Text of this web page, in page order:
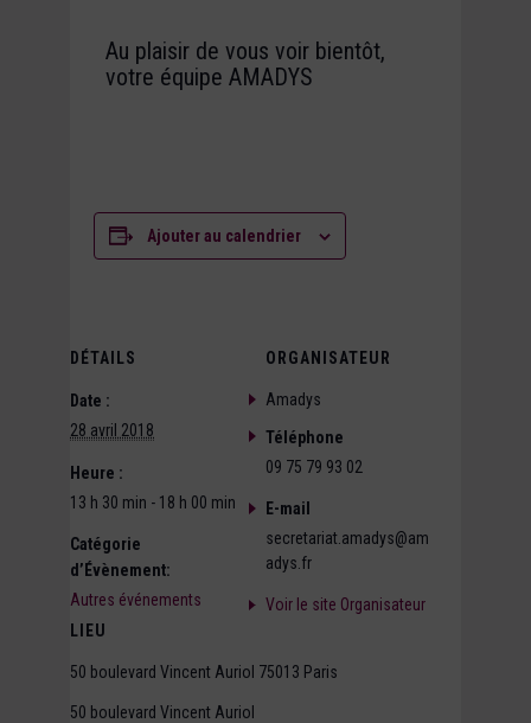
Au plaisir de vous voir bientôt,
votre équipe AMADYS
Ajouter au calendrier
DÉTAILS
Date :
28 avril 2018
Heure :
13 h 30 min - 18 h 00 min
Catégorie
d’Évènement:
Autres événements
LIEU
50 boulevard Vincent Auriol 75013 Paris
50 boulevard Vincent Auriol
ORGANISATEUR
Amadys
Téléphone
09 75 79 93 02
E-mail
secretariat.amadys@am
adys.fr
Voir le site Organisateur